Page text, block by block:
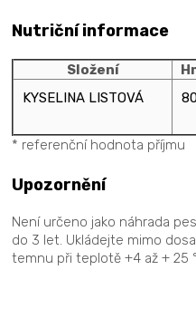
Nutriční informace
Složení
KYSELINA LISTOVÁ
* referenční hodnota příjmu
Upozornění
Není určeno jako náhrada
do 3 let. Ukládejte mimo
temnu při teplotě +4 až + 25